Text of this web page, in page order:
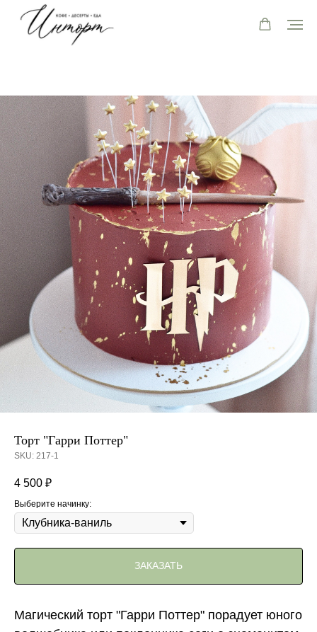
Торт "Гарри Поттер"
SKU: 217-1
4 500 ₽
Выберите начинку:
ЗАКАЗАТЬ
Магический торт "Гарри Поттер" порадует юного